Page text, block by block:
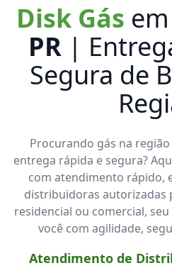
Disk Gás em
PR|
Segura de
Procurando gás na
entrega rápida e segura?
com atendimento rápido,
distribuidoras autorizadas
residencial ou comercial,
você com agilidade,
Atendimento de